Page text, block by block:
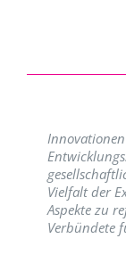
Vielfalt der
Aspekte zu
Verbündete